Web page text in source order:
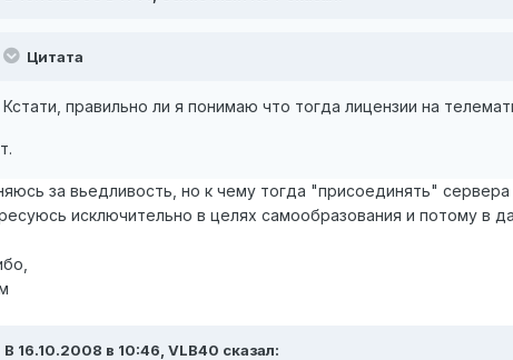
Цитата
Кстати, правильно ли я понимаю что тогда лицензии на
за вьедливость, но к чему тогда "присоединять"
исключительно в целях самообразования и потому в
В 16.10.2008 в 10:46, VLB40 сказал: